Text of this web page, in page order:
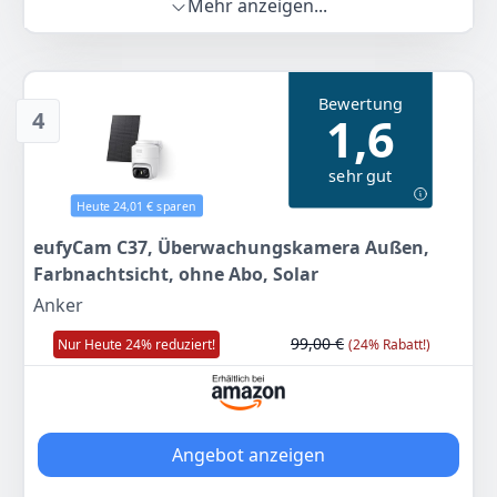
eine f/1.6-Blende sorgen für klare Nachtsicht.
Personenerkennung: Ob Familienmitglieder, Postbote
oder fremde Eindringlinge, die KI sendet sofort eine
Benachrichtigung. In Kombination mit HomeBase 3 ist
auch eine individuelle Gesichtserkennung möglich.
Keine monatlichen Gebühren: Einmalig
kostenpflichtiges Abo.
Farbe Hersteller
White
6599 €
89,99 €-27%
Zum Angebot
Mehr anzeigen...
4
Heute 24,01 € sparen
Bewertung
1,6
sehr gut
eufyCam C37, Überwachungskamera Außen,
Farbnachtsicht, ohne Abo, Solar
Anker
Nur Heute 24% reduziert! 99,00 € (24% Rabatt!)
Angebot anzeigen